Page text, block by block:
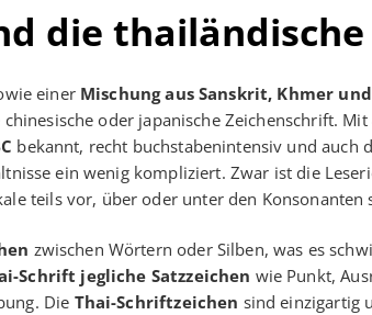
die
einer Mischung aus Sanskrit, Khmer
chinesische oder japanische Zeichenschrift. Mit
bekannt, recht buchstabenintensiv und auch
ein wenig kompliziert. Zwar ist die
teils vor, über oder unter den Konsonanten
zwischen Wörtern oder Silben, was es
Schrift jegliche Satzzeichen wie Punkt,
Die Thai-Schriftzeichen sind einzigartig